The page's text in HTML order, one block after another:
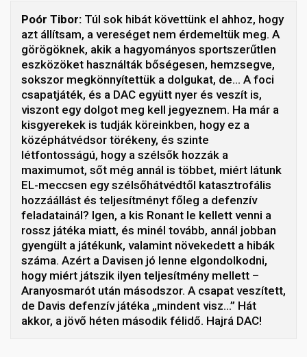
Poór Tibor: Túl sok hibát követtünk el ahhoz, hogy
azt állítsam, a vereséget nem érdemeltük meg. A
görögöknek, akik a hagyományos sportszerűtlen
eszközöket használták bőségesen, hemzsegve,
sokszor megkönnyítettük a dolgukat, de… A foci
csapatjáték, és a DAC együtt nyer és veszít is,
viszont egy dolgot meg kell jegyeznem. Ha már a
kisgyerekek is tudják köreinkben, hogy ez a
középhátvédsor törékeny, és szinte
létfontosságú, hogy a szélsők hozzák a
maximumot, sőt még annál is többet, miért látunk
EL-meccsen egy szélsőhátvédtől katasztrofális
hozzáállást és teljesítményt főleg a defenzív
feladatainál? Igen, a kis Ronant le kellett venni a
rossz játéka miatt, és minél tovább, annál jobban
gyengült a játékunk, valamint növekedett a hibák
száma. Azért a Davisen jó lenne elgondolkodni,
hogy miért játszik ilyen teljesítmény mellett –
Aranyosmarót után másodszor. A csapat veszített,
de Davis defenzív játéka „mindent visz…” Hát
akkor, a jövő héten második félidő. Hajrá DAC!